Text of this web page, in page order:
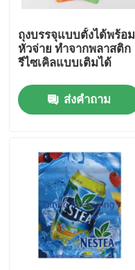
สินค้า
วิดีโอ
เกี่ยวกับเรา
ถุงบรรจุแบบตั้งได้พร้อม
หัวจ่าย ทำจากพลาสติก
รีไซเคิลแบบเติมได้
ส่งคำถาม